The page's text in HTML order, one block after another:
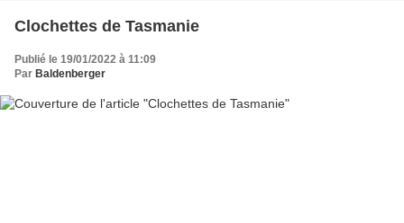
Clochettes de Tasmanie
Publié le 19/01/2022 à 11:09
Par Baldenberger